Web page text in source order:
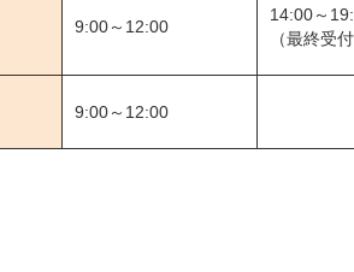
9:00～12:00
14:00～
（最終受
9:00～12:00